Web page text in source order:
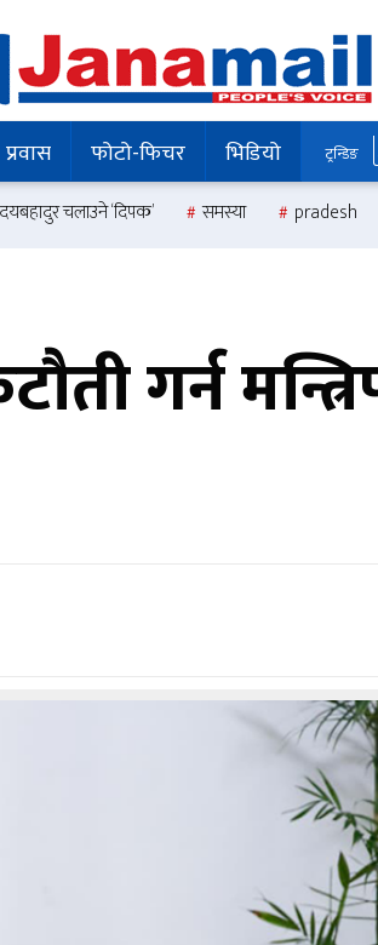
प्रवास फोटो-फिचर भिडियो ट्रन्डिङ
चलाउने ‘दिपक’ समस्या pradesh
गर्न